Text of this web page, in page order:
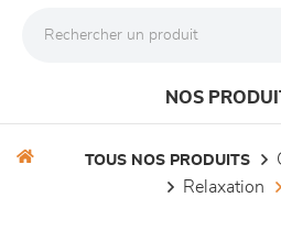
NOS
TOUS NOS PRODUITS
relaxation